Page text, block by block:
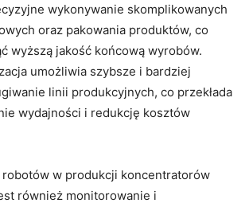
wykonywanie skomplikowanych
oraz ⁤pakowania produktów, co
wyższą jakość końcową ‍wyrobów.
umożliwia szybsze i bardziej
‌linii produkcyjnych, co przekłada
wydajności i ⁤redukcję kosztów‍
w produkcji koncentratorów
również⁣ monitorowanie i